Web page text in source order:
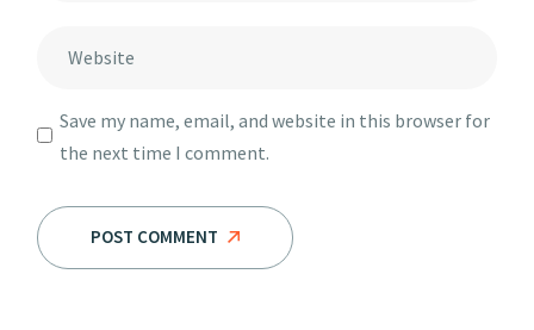
Save my name, email, and website in this browser for
the next time I comment.
POST COMMENT